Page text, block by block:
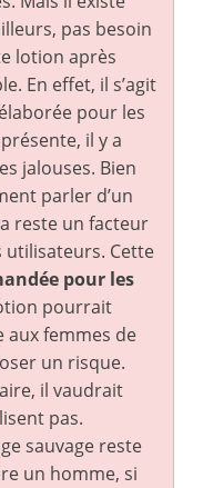
pas besoin
lotion après
En effet, il s’agit
pour les
il y a
jalouses. Bien
parler d’un
reste un facteur
Cette
pour les
pourrait
aux femmes de
un risque.
il vaudrait
pas.
sauvage reste
un homme, si